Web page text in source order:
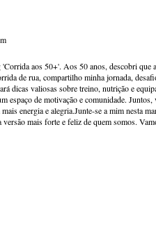
aos 50+'. Aos 50 anos, descobri que
de rua, compartilho minha jornada,
dicas valiosas sobre treino, nutrição e
espaço de motivação e comunidade.
energia e alegria.Junte-se a mim nesta
versão mais forte e feliz de quem somos.